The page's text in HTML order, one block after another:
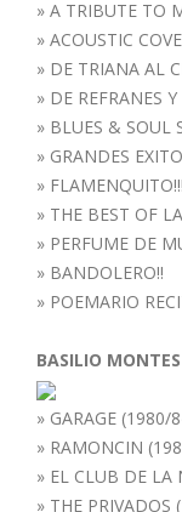
» A TRIBUTE TO
» ACOUSTIC
» DE TRIANA AL
» DE REFRANES
» BLUES & SOUL
» GRANDES
»
» THE BEST OF
» PERFUME DE
» BANDOLERO!!
» POEMARIO
BASILIO
» GARAGE (1980/
» RAMONCIN
» EL CLUB DE LA
» THE PRIVADOS